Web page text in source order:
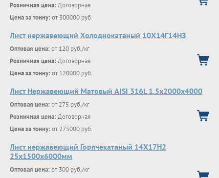
Розничная цена: Договорная
Цена за тонну: от 300000 руб.
Лист нержавеющий Холоднокатаный 10Х14Г14НЗ
Оптовая цена: от 120 руб./кг
Розничная цена: Договорная
Цена за тонну: от 120000 руб.
Лист Нержавеющий Матовый AISI 316L 1.5х2000х4000
Оптовая цена: от 275 руб./кг
Розничная цена: Договорная
Цена за тонну: от 275000 руб.
Лист нержавеющий Горячекатаный 14Х17Н2
25x1500x6000мм
Оптовая цена: от 300 руб./кг